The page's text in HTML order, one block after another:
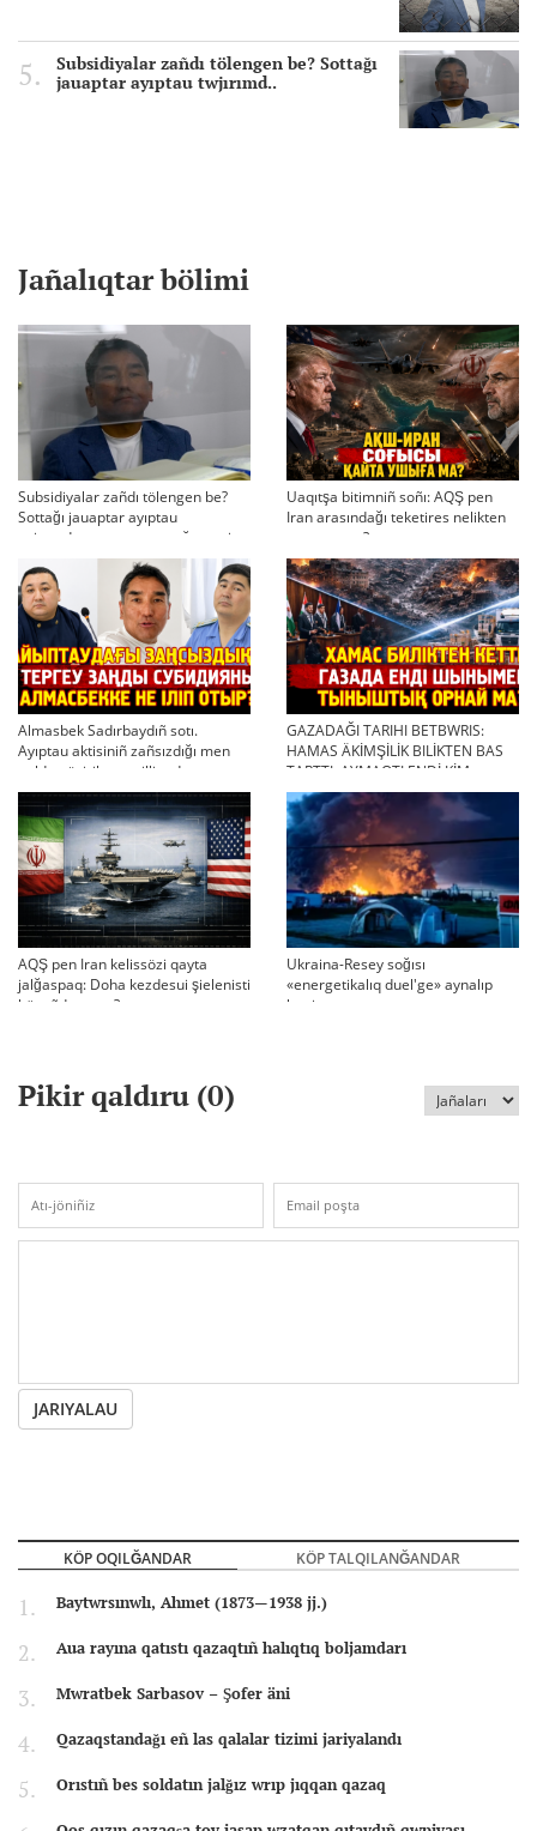
Subsidiyalar zañdı tölengen be? Sottağı
jauaptar ayıptau twjırımd..
Jañalıqtar bölimi
Subsidiyalar zañdı tölengen be?
Sottağı jauaptar ayıptau
twjırımdarın qayta qarauğa negiz
bola ala ma?
Uaqıtşa bitimniñ soñı: AQŞ pen
Iran arasındağı teketires nelikten
qayta uşıqtı?
Almasbek Sadırbaydıñ sotı.
Ayıptau aktisiniñ zañsızdığı men
qoldan ösirilgen milliondar
GAZADAĞI TARIHI BETBWRIS:
HAMAS ÄKİMŞİLİK BILİKTEN BAS
TARTTI. AYMAQTI ENDİ KİM
BASQARADI?
AQŞ pen Iran kelissözi qayta
jalğaspaq: Doha kezdesui şielenisti
bäseñdete me?
Ukraina-Resey soğısı
«energetikalıq duel'ge» aynalıp
ketti
Pikir qaldıru (0)
JARIYALAU
KÖP OQILĞANDAR KÖP TALQILANĞANDAR
Baytwrsınwlı, Ahmet (1873—1938 jj.)
Aua rayına qatıstı qazaqtıñ halıqtıq boljamdarı
Mwratbek Sarbasov – Şofer äni
Qazaqstandağı eñ las qalalar tizimi jariyalandı
Orıstıñ bes soldatın jalğız wrıp jıqqan qazaq